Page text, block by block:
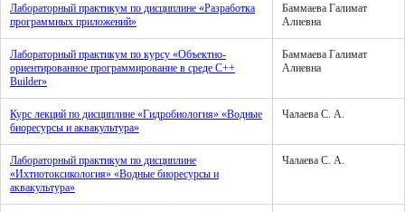
Лабораторный практикум по дисциплине «Разработка
программных приложений»
Баммаева Галимат
Алиевна
Лабораторный практикум по курсу «Объектно-
ориентированное программирование в среде С++
Builder»
Баммаева Галимат
Алиевна
Курс лекций по дисциплине «Гидробиология» «Водные
биоресурсы и аквакультура»
Чалаева С. А.
Лабораторный практикум по дисциплине
«Ихтиотоксикология» «Водные биоресурсы и
аквакультура»
Чалаева С. А.